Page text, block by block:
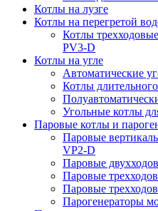
Котлы на лузге
Котлы на перегретой
Котлы
PV3-D
Котлы на угле
Автоматические
Котлы
Угольные котлы
Паровые котлы и
Паровые
VP2-D
Паровые
Паровые
Паровые
Парогенераторы